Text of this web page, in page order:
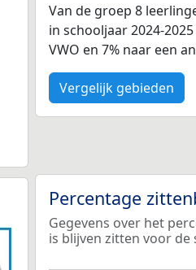
Van de groep 8
in schooljaar 2024-
VWO en 7% naar een
Vergelijk gebieden
Percentage
Gegevens over het
is blijven zitten voor de